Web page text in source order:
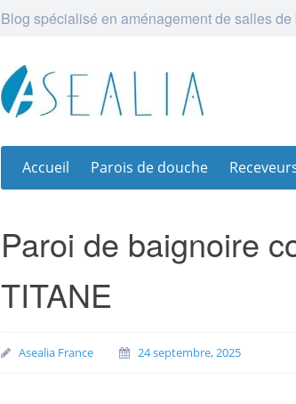
Blog spécialisé en aménagement de salles de
to
Accueil Parois de douche
Paroi de baignoire
TITANE
Asealia France 24 septembre, 2025